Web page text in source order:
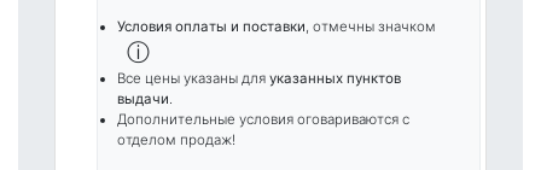
Условия оплаты и поставки, отмечны значком
ⓘ
Все цены указаны для указанных пунктов
выдачи.
Дополнительные условия оговариваются с
отделом продаж!